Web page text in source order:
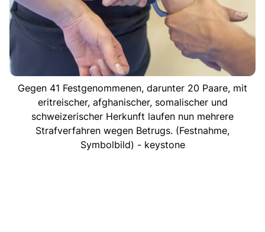
Gegen 41 Festgenommenen, darunter 20 Paare, mit
eritreischer, afghanischer, somalischer und
schweizerischer Herkunft laufen nun mehrere
Strafverfahren wegen Betrugs. (Festnahme,
Symbolbild) - keystone